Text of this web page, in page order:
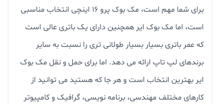
برای شما مهم است، مک بوک پرو 16 اینچی انتخاب مناسبی
است، اما مک بوک ایر همچنین دارای یک باتری عالی است
که عمر باتری بسیار بسیار طولانی تری را نسبت به سایر
برندهای لپ تاپ ارائه می دهد. اما برای حمل و نقل مک بوک
ایر بهترین انتخاب است و هر جا که هستید می توانید از
کارهای مختلف مهندسی، برنامه نویسی، گرافیک و کامپیوتر